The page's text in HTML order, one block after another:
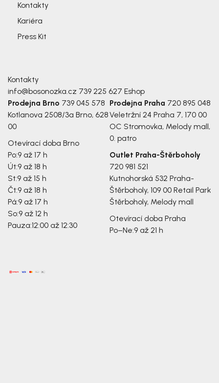
Kontakty
Kariéra
Press Kit
Kontakty
info@bosonozka.cz 739 225 627 Eshop
Prodejna Brno 739 045 578
Kotlanova 2508/3a Brno, 628
00
Otevírací doba Brno
Po:9 až 17 h
Út:9 až 18 h
St:9 až 15 h
Čt:9 až 18 h
Pá:9 až 17 h
So:9 až 12 h
Pauza:12:00 až 12:30
Prodejna Praha 720 895 048
Veletržní 24 Praha 7, 170 00
OC Stromovka, Melody mall,
0. patro
Outlet Praha-Štěrboholy
720 981 521
Kutnohorská 532 Praha-
Štěrboholy, 109 00 Retail Park
Štěrboholy, Melody mall
Otevírací doba Praha
Po–Ne:9 až 21 h